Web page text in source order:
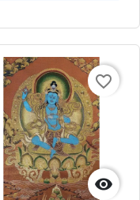

favorite_border